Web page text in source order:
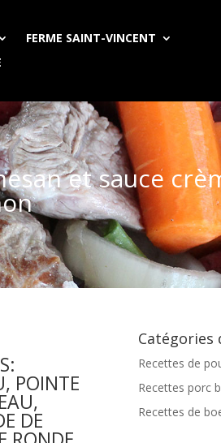
FERME SAINT-VINCENT
et sauce
, POINTE
,
DE
Catégories
Recettes de
Recettes porc
Recettes de